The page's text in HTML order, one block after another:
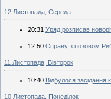
12 Листопада, Середа
20:31 Уряд розписав
12:50 Справу з позовом
11 Листопада, Вівторок
10:40 Відбулося засідання
10 Листопада, Понеділок